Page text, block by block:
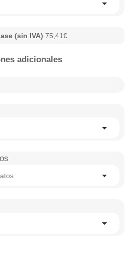
(sin IVA) 75,41€
adicionales